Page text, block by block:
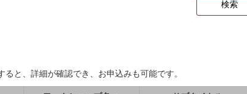
ると、詳細が確認でき、お申込みも可能です。